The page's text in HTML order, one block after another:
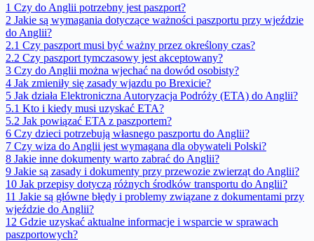
1 Czy do Anglii potrzebny jest paszport?
2 Jakie są wymagania dotyczące ważności paszportu przy wjeździe
do Anglii?
2.1 Czy paszport musi być ważny przez określony czas?
2.2 Czy paszport tymczasowy jest akceptowany?
3 Czy do Anglii można wjechać na dowód osobisty?
4 Jak zmieniły się zasady wjazdu po Brexicie?
5 Jak działa Elektroniczna Autoryzacja Podróży (ETA) do Anglii?
5.1 Kto i kiedy musi uzyskać ETA?
5.2 Jak powiązać ETA z paszportem?
6 Czy dzieci potrzebują własnego paszportu do Anglii?
7 Czy wiza do Anglii jest wymagana dla obywateli Polski?
8 Jakie inne dokumenty warto zabrać do Anglii?
9 Jakie są zasady i dokumenty przy przewozie zwierząt do Anglii?
10 Jak przepisy dotyczą różnych środków transportu do Anglii?
11 Jakie są główne błędy i problemy związane z dokumentami przy
wjeździe do Anglii?
12 Gdzie uzyskać aktualne informacje i wsparcie w sprawach
paszportowych?